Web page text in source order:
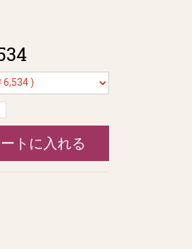
トに入れる